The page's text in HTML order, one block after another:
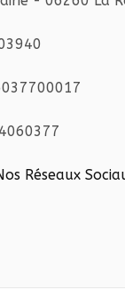
Réseaux